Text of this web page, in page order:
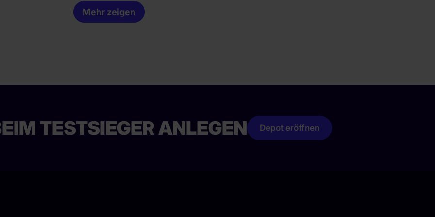
Mehr zeigen
TESTSIEGER ANLEGEN Depot eröffnen